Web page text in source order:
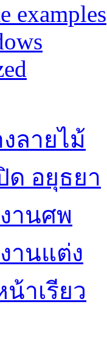
examples
ลายไม้
ด อยุธยา
านศพ
านแต่ง
าเรียว